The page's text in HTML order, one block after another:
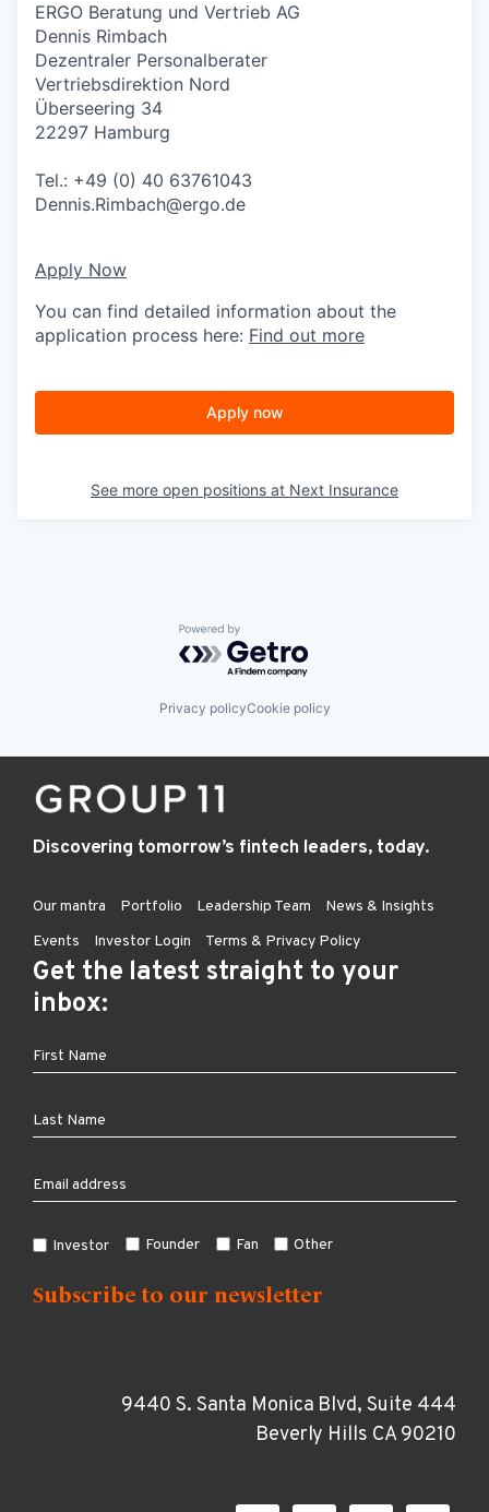
ERGO Beratung und Vertrieb AG
Dennis Rimbach
Dezentraler Personalberater
Vertriebsdirektion Nord
Überseering 34
22297 Hamburg
Tel.: +49 (0) 40 63761043
Dennis.Rimbach@ergo.de
Apply Now
You can find detailed information about the
application process here: Find out more
Apply now
See more open positions at Next Insurance
Powered by Getro.com
Privacy policyCookie policy
Discovering tomorrow’s fintech leaders, today.
Our mantra Portfolio Leadership Team
News & Insights
Events
Investor Login Terms & Privacy Policy
Get the latest straight to your
inbox:
Investor Founder Fan Other
9440 S. Santa Monica Blvd, Suite 444
Beverly Hills CA 90210